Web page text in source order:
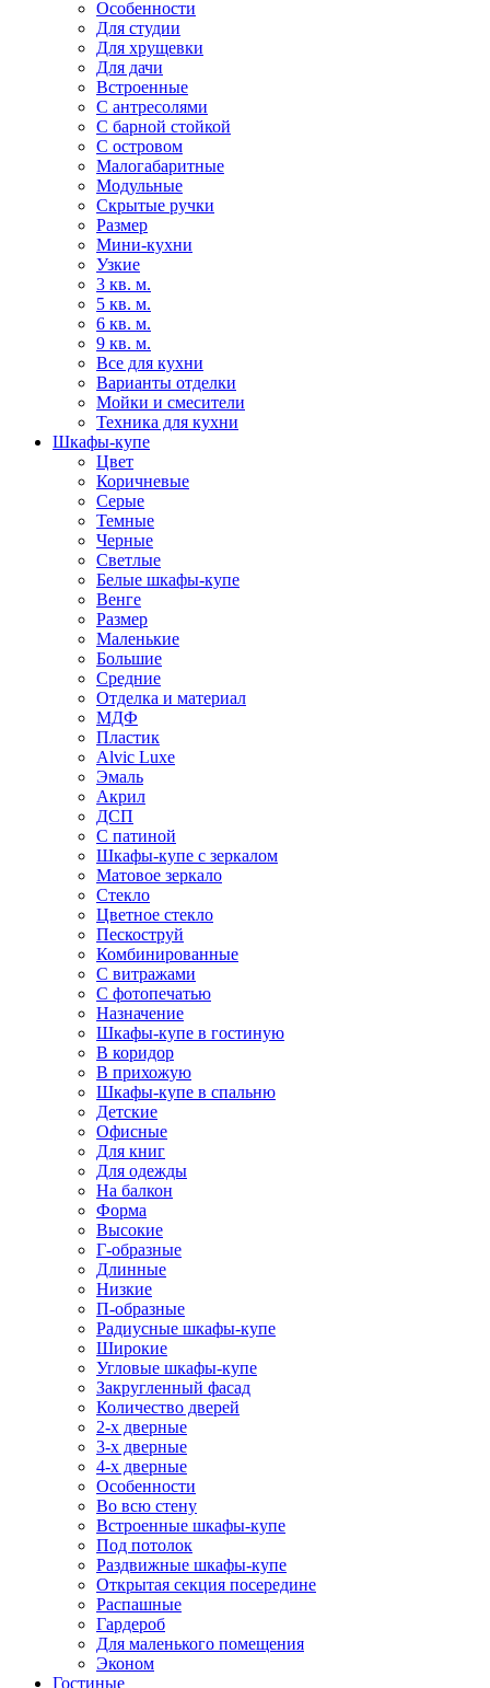
Особенности
Для студии
Для хрущевки
Для дачи
Встроенные
С антресолями
С барной стойкой
С островом
Малогабаритные
Модульные
Скрытые ручки
Размер
Мини-кухни
Узкие
3 кв. м.
5 кв. м.
6 кв. м.
9 кв. м.
Все для кухни
Варианты отделки
Мойки и смесители
Техника для кухни
Шкафы-купе
Цвет
Коричневые
Серые
Темные
Черные
Светлые
Белые шкафы-купе
Венге
Размер
Маленькие
Большие
Средние
Отделка и материал
МДФ
Пластик
Alvic Luxe
Эмаль
Акрил
ДСП
С патиной
Шкафы-купе с зеркалом
Матовое зеркало
Стекло
Цветное стекло
Пескоструй
Комбинированные
С витражами
С фотопечатью
Назначение
Шкафы-купе в гостиную
В коридор
В прихожую
Шкафы-купе в спальню
Детские
Офисные
Для книг
Для одежды
На балкон
Форма
Высокие
Г-образные
Длинные
Низкие
П-образные
Радиусные шкафы-купе
Широкие
Угловые шкафы-купе
Закругленный фасад
Количество дверей
2-х дверные
3-х дверные
4-х дверные
Особенности
Во всю стену
Встроенные шкафы-купе
Под потолок
Раздвижные шкафы-купе
Открытая секция посередине
Распашные
Гардероб
Для маленького помещения
Эконом
Гостиные